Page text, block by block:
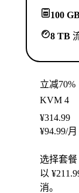
100
8 TB
立减70%
KVM 4
¥314.99
¥94.99/月
选择套餐
以
消。